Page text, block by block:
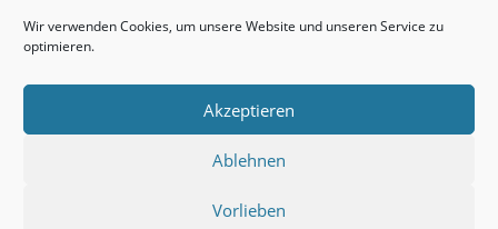
Wir verwenden Cookies, um unsere Website und unseren Service zu
optimieren.
Akzeptieren
Ablehnen
Vorlieben
Meldestelle (HinSchG) des Erftverbandes
Onlineportal Grundwassernutzung